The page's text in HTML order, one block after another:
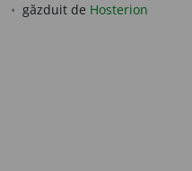
găzduit de Hosterion